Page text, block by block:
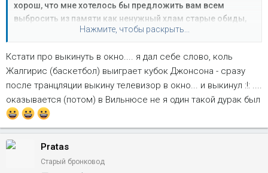
хорош, что мне хотелось бы предложить вам всем
выбросить из памяти как ненужный хлам старые обиды,
ссоры, дурные поступки, зависть, неверность,
теплые и приятные воспоминания о старом годе.
Запомним его таким!
С Новым Годом !
Нажмите, чтобы раскрыть...
Кстати про выкинуть в окно.... я дал себе слово, коль
Жалгирис (баскетбол) выиграет кубок Джонсона - сразу
после транцляции выкину телевизор в окно... и выкинул :!: ....
оказывается (потом) в Вильнюсе не я один такой дурак был
Pratas
Старый бронковод